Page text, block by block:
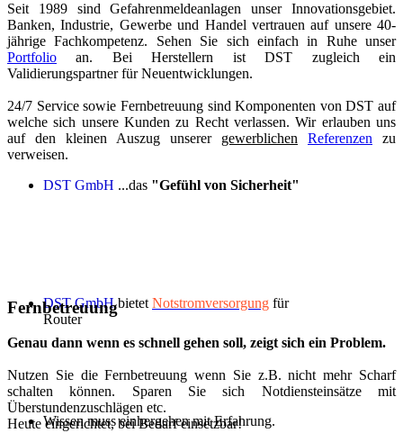
Seit 1989 sind Gefahrenmeldeanlagen unser Innovationsgebiet.
Banken, Industrie, Gewerbe und Handel vertrauen auf unsere 40-
jährige Fachkompetenz. Sehen Sie sich einfach in Ruhe unser
Portfolio an. Bei Herstellern ist DST zugleich ein
Validierungspartner für Neuentwicklungen.
24/7 Service sowie Fernbetreuung sind Komponenten von DST auf
welche sich unsere Kunden zu Recht verlassen. Wir erlauben uns
auf den kleinen Auszug unserer gewerblichen Referenzen zu
verweisen.
DST GmbH ...das "Gefühl von Sicherheit"
DST GmbHbietet Notstromversorgung für
Router
Wissen muss einhergehen mit Erfahrung.
Fernbetreuung
Genau dann wenn es schnell gehen soll, zeigt sich ein Problem.
Nutzen Sie die Fernbetreuung wenn Sie z.B. nicht mehr Scharf
schalten können. Sparen Sie sich Notdiensteinsätze mit
Überstundenzuschlägen etc.
Heute eingerichtet, bei Bedarf einsetzbar!